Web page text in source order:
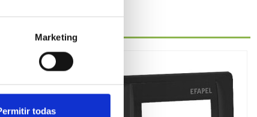
Marketing
todas